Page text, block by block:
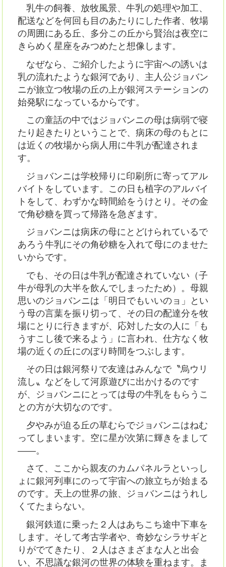
乳牛の飼養、放牧風景、牛乳の処理や加工、
配送などを何回も目のあたりにした作者、牧場
の周囲にある丘、多分この丘から賢治は夜空に
きらめく星座をみつめたと想像します。
なぜなら、ご紹介したように宇宙への誘いは
乳の流れたような銀河であり、主人公ジョバン
ニが旅立つ牧場の丘の上が銀河ステーションの
始発駅になっているからです。
この童話の中ではジョバンニの母は病弱で寝
たり起きたりということで、病床の母のもとに
は近くの牧場から病人用に牛乳が配達されま
す。
ジョバンニは学校帰りに印刷所に寄ってアル
バイトをしています。この日も植字のアルバイ
トをして、わずかな時間給をうけとり。その金
で角砂糖を買って帰路を急ぎます。
ジョバンニは病床の母にとどけられているで
あろう牛乳にその角砂糖を入れて母にのませた
いからです。
でも、その日は牛乳が配達されていない（子
牛が母乳の大半を飲んでしまったため）。母親
思いのジョバンニは「明日でもいいのョ」とい
う母の言葉を振り切って、その日の配達分を牧
場にとりに行きますが、応対した女の人に「も
うすこし後で来るよう」に言われ、仕方なく牧
場の近くの丘にのぼり時間をつぶします。
その日は銀河祭りで友達はみんなで〝烏ウリ
流し〟などをして河原遊びに出かけるのです
が、ジョバンニにとっては母の牛乳をもらうこ
との方が大切なのです。
夕やみが迫る丘の草むらでジョバンニはねむ
ってしまいます。空に星が次第に輝きをまして
――。
さて、ここから親友のカムパネルラといっし
ょに銀河列車にのって宇宙への旅立ちが始まる
のです。天上の世界の旅、ジョバンニはうれし
くてたまらない。
銀河鉄道に乗った２人はあちこち途中下車を
します。そして考古学者や、奇妙なシラサギと
りがでてきたり、２人はさまざまな人と出会
い、不思議な銀河の世界の体験を重ねます。ま